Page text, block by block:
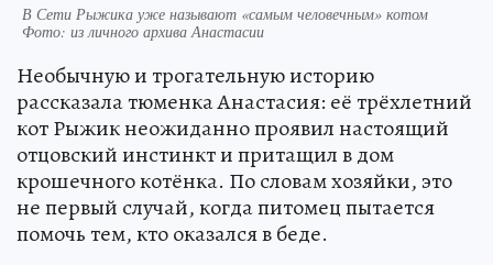
В Сети Рыжика уже называют «самым человечным» котом
Фото: из личного архива Анастасии
Необычную и трогательную историю
рассказала тюменка Анастасия: её трёхлетний
кот Рыжик неожиданно проявил настоящий
отцовский инстинкт и притащил в дом
крошечного котёнка. По словам хозяйки, это
не первый случай, когда питомец пытается
помочь тем, кто оказался в беде.